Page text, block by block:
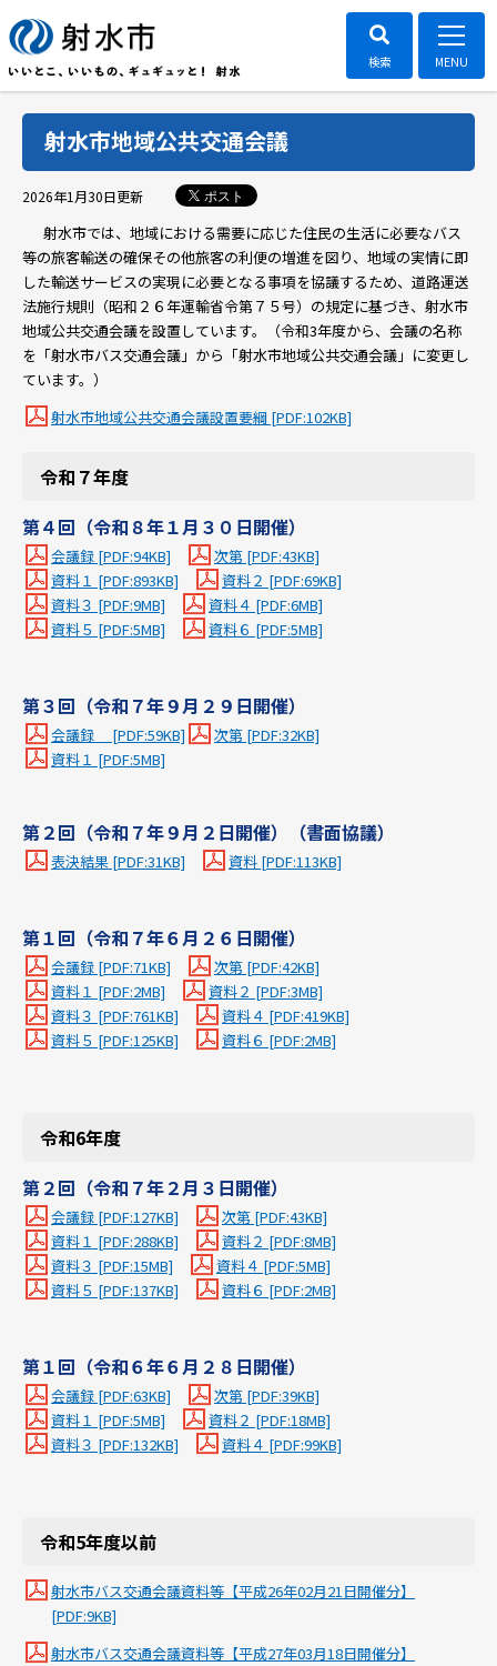
射水市地域公共交通会議
2026年1月30日更新 ポスト
射水市では、地域における需要に応じた住民の生活に必要なバス
等の旅客輸送の確保その他旅客の利便の増進を図り、地域の実情に即
した輸送サービスの実現に必要となる事項を協議するため、道路運送
法施行規則（昭和２６年運輸省令第７５号）の規定に基づき、射水市
地域公共交通会議を設置しています。（令和3年度から、会議の名称
を「射水市バス交通会議」から「射水市地域公共交通会議」に変更し
ています。）
射水市地域公共交通会議設置要綱 [PDF:102KB]
令和７年度
第４回（令和８年１月３０日開催）
会議録 [PDF:94KB]
次第 [PDF:43KB]
資料１ [PDF:893KB]
資料２ [PDF:69KB]
資料３ [PDF:9MB]
資料４ [PDF:6MB]
資料５ [PDF:5MB]
資料６ [PDF:5MB]
第３回（令和７年９月２９日開催）
会議録 [PDF:59KB]
次第 [PDF:32KB]
資料１ [PDF:5MB]
第２回（令和７年９月２日開催）（書面協議）
表決結果 [PDF:31KB] 資料 [PDF:113KB]
第１回（令和７年６月２６日開催）
会議録 [PDF:71KB]
次第 [PDF:42KB]
資料１ [PDF:2MB]
資料２ [PDF:3MB]
資料３ [PDF:761KB]
資料４ [PDF:419KB]
資料５ [PDF:125KB]
資料６ [PDF:2MB]
令和6年度
第２回（令和７年２月３日開催）
会議録 [PDF:127KB]
次第 [PDF:43KB]
資料１ [PDF:288KB]
資料２ [PDF:8MB]
資料３ [PDF:15MB]
資料４ [PDF:5MB]
資料５ [PDF:137KB]
資料６ [PDF:2MB]
第１回（令和６年６月２８日開催）
会議録 [PDF:63KB]
次第 [PDF:39KB]
資料１ [PDF:5MB]
資料２ [PDF:18MB]
資料３ [PDF:132KB]
資料４ [PDF:99KB]
令和5年度以前
射水市バス交通会議資料等【平成26年02月21日開催分】
[PDF:9KB]
射水市バス交通会議資料等【平成27年03月18日開催分】